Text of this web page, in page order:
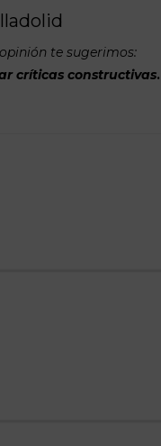
te sugerimos:
críticas constructivas.